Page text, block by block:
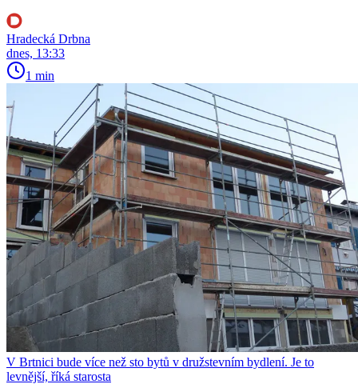
Hradecká Drbna
dnes, 13:33
1 min
V Brtnici bude více než sto bytů v družstevním bydlení. Je to
levnější, říká starosta